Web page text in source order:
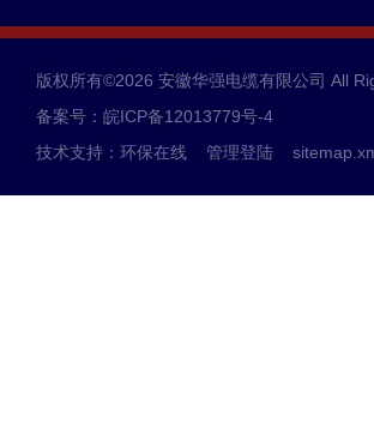
版权所有©2026 安徽华强电缆有限公司 All
备案号：皖ICP备12013779号-4
技术支持： 环保在线 管理登陆